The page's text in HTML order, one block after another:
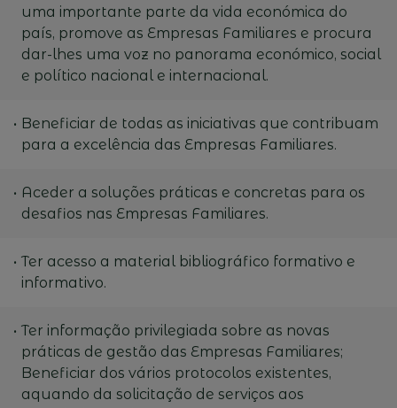
uma importante parte da vida económica do
país, promove as Empresas Familiares e procura
dar-lhes uma voz no panorama económico, social
e político nacional e internacional.
Beneficiar de todas as iniciativas que contribuam
para a excelência das Empresas Familiares.
Aceder a soluções práticas e concretas para os
desafios nas Empresas Familiares.
Ter acesso a material bibliográfico formativo e
informativo.
Ter informação privilegiada sobre as novas
práticas de gestão das Empresas Familiares;
Beneficiar dos vários protocolos existentes,
aquando da solicitação de serviços aos